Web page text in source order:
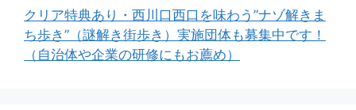
クリア特典あり・西川口西口を味わう”ナゾ解きま
ち歩き”（謎解き街歩き）実施団体も募集中です！
（自治体や企業の研修にもお薦め）